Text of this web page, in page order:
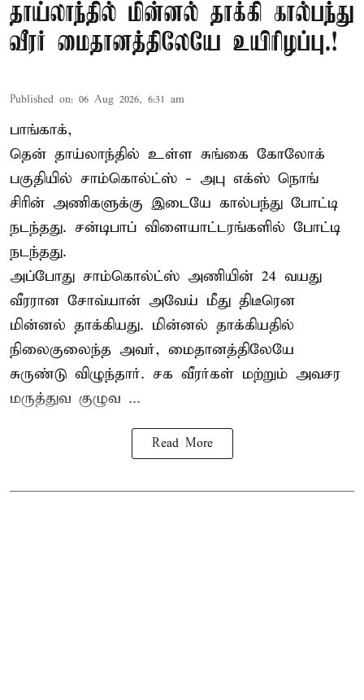
தாய்லாந்தில் மின்னல் தாக்கி கால்பந்து
வீரர் மைதானத்திலேயே உயிரிழப்பு.!
Published on: 06 Aug 2026, 6:31 am
பாங்காக்,
தென் தாய்லாந்தில் உள்ள சுங்கை கோலோக்
பகுதியில் சாம்கொல்ட்ஸ் - அபு எக்ஸ் நொங்
சிரின் அணிகளுக்கு இடையே கால்பந்து போட்டி
நடந்தது. சன்டிபாப் விளையாட்டரங்களில் போட்டி
நடந்தது.
அப்போது சாம்கொல்ட்ஸ் அணியின் 24 வயது
வீரரான சோவ்யான் அவேய் மீது திடீரென
மின்னல் தாக்கியது. மின்னல் தாக்கியதில்
நிலைகுலைந்த அவர், மைதானத்திலேயே
சுருண்டு விழுந்தார். சக வீரர்கள் மற்றும் அவசர
மருத்துவ குழுவ ...
Read More